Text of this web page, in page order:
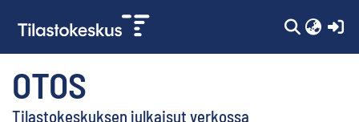
OTOS
Tilastokeskuksen julkaisut verkossa